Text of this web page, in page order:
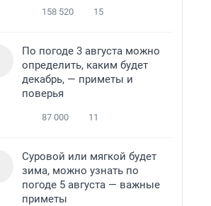
158 520 15
По погоде 3 августа можно
определить, каким будет
декабрь, — приметы и
поверья
87 000 11
Суровой или мягкой будет
зима, можно узнать по
погоде 5 августа — важные
приметы